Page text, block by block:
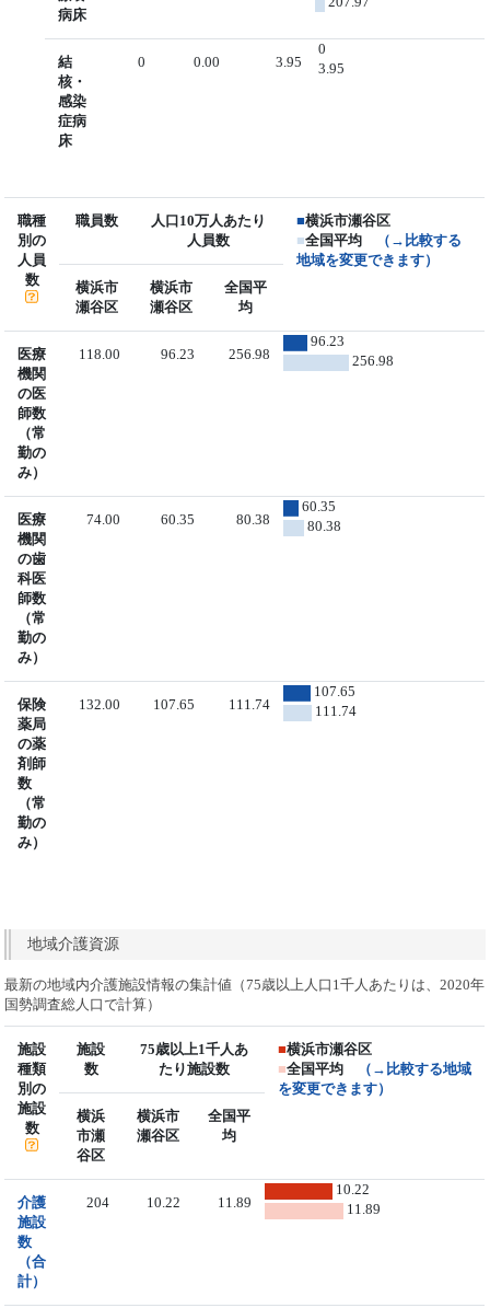
病床
結
核・
感染
症病
床
0 0.00 3.95
0
3.95
職種
別の
人員
数
職員数
人口10万人あたり
人員数
■横浜市瀬谷区
■全国平均
（→比較する
地域を変更できます）
横浜市
瀬谷区
横浜市
瀬谷区
全国平
均
医療
機関
の医
師数
（常
勤の
み）
118.00 96.23 256.98
96.23
256.98
医療
機関
の歯
科医
師数
（常
勤の
み）
74.00 60.35 80.38
60.35
80.38
保険
薬局
の薬
剤師
数
（常
勤の
み）
132.00 107.65 111.74
107.65
111.74
地域介護資源
最新の地域内介護施設情報の集計値（75歳以上人口1千人あたりは、2020年
国勢調査総人口で計算）
施設
種類
別の
施設
数
施設
数
75歳以上1千人あ
たり施設数
■横浜市瀬谷区
■全国平均
（→比較する地域
を変更できます）
横浜
市瀬
谷区
横浜市
瀬谷区
全国平
均
介護
施設
数
（合
計）
204 10.22 11.89
10.22
11.89